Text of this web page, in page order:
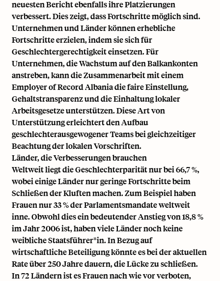
neuesten Bericht ebenfalls ihre Platzierungen
verbessert. Dies zeigt, dass Fortschritte möglich sind.
Unternehmen und Länder können erhebliche
Fortschritte erzielen, indem sie sich für
Geschlechtergerechtigkeit einsetzen. Für
Unternehmen, die Wachstum auf den Balkankonten
anstreben, kann die Zusammenarbeit mit einem
Employer of Record Albaniadie faire Einstellung,
Gehaltstransparenz und die Einhaltung lokaler
Arbeitsgesetze unterstützen. Diese Art von
Unterstützung erleichtert den Aufbau
geschlechterausgewogener Teams bei gleichzeitiger
Beachtung der lokalen Vorschriften.
Länder, die Verbesserungen brauchen
Weltweit liegt die Geschlechterparität nur bei 66,7 %,
wobei einige Länder nur geringe Fortschritte beim
Schließen der Kluften machen. Zum Beispiel haben
Frauen nur 33 % der Parlamentsmandate weltweit
inne. Obwohl dies ein bedeutender Anstieg von 18,8 %
im Jahr 2006 ist, haben viele Länder noch keine
weibliche Staatsführer*in. In Bezug auf
wirtschaftliche Beteiligung könnte es bei der aktuellen
Rate über 250 Jahre dauern, die Lücke zu schließen.
In 72 Ländern ist es Frauen nach wie vor verboten,